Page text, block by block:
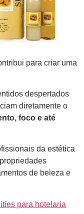
para criar uma
despertados
diretamente o
foco e até
da estética
de beleza e
para hotelaria